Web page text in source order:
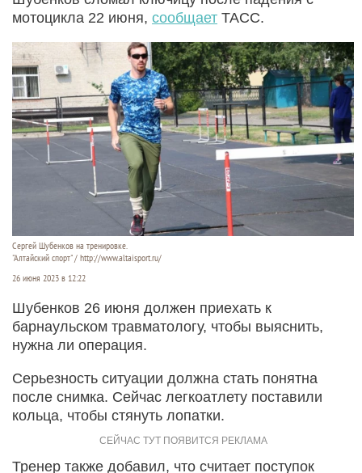
мотоцикла 22 июня, сообщает ТАСС.
Сергей Шубенков на тренировке.
"Алтайский спорт" / http://www.altaisport.ru/
26 июня 2023 в 12:22
Шубенков 26 июня должен приехать к
барнаульском травматологу, чтобы выяснить,
нужна ли операция.
Серьезность ситуации должна стать понятна
после снимка. Сейчас легкоатлету поставили
кольца, чтобы стянуть лопатки.
Тренер также добавил, что считает поступок